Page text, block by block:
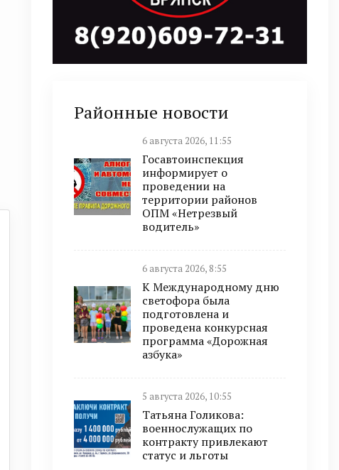
Районные новости
6 августа 2026, 11:55
Госавтоинспекция
информирует о
проведении на
территории районов
ОПМ «Нетрезвый
водитель»
6 августа 2026, 8:55
К Международному дню
светофора была
подготовлена и
проведена конкурсная
программа «Дорожная
азбука»
5 августа 2026, 10:55
Татьяна Голикова:
военнослужащих по
контракту привлекают
статус и льготы